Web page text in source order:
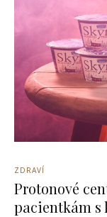
ZDRAVÍ
Protonové
pacientkám s